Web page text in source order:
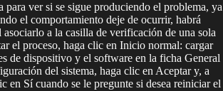
para ver si se sigue produciendo el problema, ya
el comportamiento deje de ocurrir, habrá
a la casilla de verificación de una sola
el proceso, haga clic en Inicio normal: cargar
de dispositivo y el software en la ficha General
del sistema, haga clic en Aceptar y, a
en Sí cuando se le pregunte si desea reiniciar el